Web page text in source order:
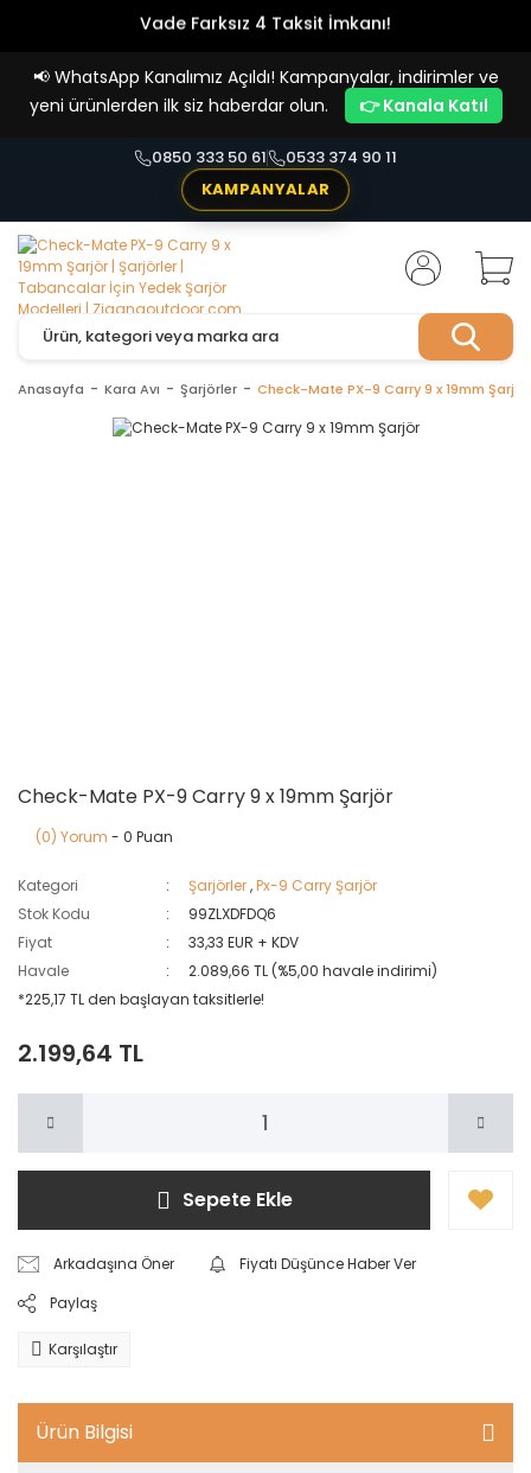
Vade Farksız 4 Taksit İmkanı!
📢 WhatsApp Kanalımız Açıldı! Kampanyalar, indirimler ve
yeni ürünlerden ilk siz haberdar olun.
👉 Kanala Katıl
0850 333 50 61
0533 374 90 11
KAMPANYALAR
Anasayfa Kara Avı Şarjörler Check-Mate PX-9 Carry 9 x 19mm Şarjör
Check-Mate PX-9 Carry 9 x 19mm Şarjör
(0) Yorum - 0 Puan
Kategori Şarjörler,Px-9 Carry Şarjör
Stok Kodu
99ZLXDFDQ6
Fiyat
33,33 EUR + KDV
Havale
2.089,66 TL (%5,00 havale indirimi)
*225,17 TL den başlayan taksitlerle!
2.199,64 TL
Sepete Ekle
Arkadaşına Öner
Fiyatı Düşünce Haber Ver
Paylaş
Karşılaştır
Ürün Bilgisi